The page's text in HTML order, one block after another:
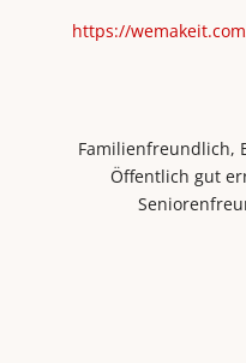
https://
Familienfreundlich,
Öffentlich gut